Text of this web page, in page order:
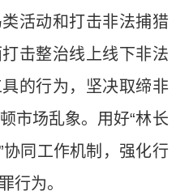
活动和打击非法捕猎
击整治线上线下非法
的行为，坚决取缔非
市场乱象。用好“林长
同工作机制，强化行
行为。